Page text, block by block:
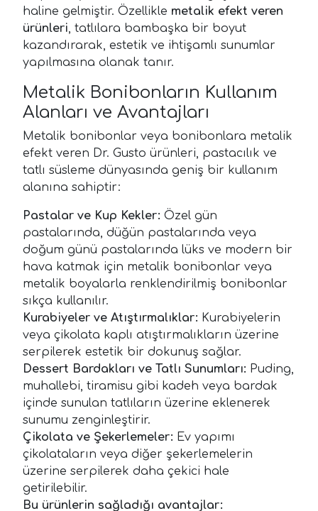
haline gelmiştir. Özellikle metalik efekt veren
ürünleri, tatlılara bambaşka bir boyut
kazandırarak, estetik ve ihtişamlı sunumlar
yapılmasına olanak tanır.
Metalik Bonibonların Kullanım
Alanları ve Avantajları
Metalik bonibonlar veya bonibonlara metalik
efekt veren Dr. Gusto ürünleri, pastacılık ve
tatlı süsleme dünyasında geniş bir kullanım
alanına sahiptir:
Pastalar ve Kup Kekler: Özel gün
pastalarında, düğün pastalarında veya
doğum günü pastalarında lüks ve modern bir
hava katmak için metalik bonibonlar veya
metalik boyalarla renklendirilmiş bonibonlar
sıkça kullanılır.
Kurabiyeler ve Atıştırmalıklar: Kurabiyelerin
veya çikolata kaplı atıştırmalıkların üzerine
serpilerek estetik bir dokunuş sağlar.
Dessert Bardakları ve Tatlı Sunumları: Puding,
muhallebi, tiramisu gibi kadeh veya bardak
içinde sunulan tatlıların üzerine eklenerek
sunumu zenginleştirir.
Çikolata ve Şekerlemeler: Ev yapımı
çikolataların veya diğer şekerlemelerin
üzerine serpilerek daha çekici hale
getirilebilir.
Bu ürünlerin sağladığı avantajlar: